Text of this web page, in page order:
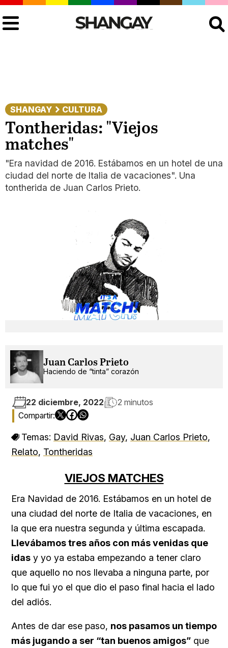
SHANGAY CULTURA
Tontheridas: "Viejos
matches"
"Era navidad de 2016. Estábamos en un hotel de una
ciudad del norte de Italia de vacaciones". Una
tontherida de Juan Carlos Prieto.
Juan Carlos Prieto
Haciendo de “tinta” corazón
22 diciembre, 2022 2 minutos
Temas: David Rivas, Gay, Juan Carlos Prieto,
Relato, Tontheridas
VIEJOS MATCHES
Era Navidad de 2016. Estábamos en un hotel de
una ciudad del norte de Italia de vacaciones, en
la que era nuestra segunda y última escapada.
Llevábamos tres años con más venidas que
idas y yo ya estaba empezando a tener claro
que aquello no nos llevaba a ninguna parte, por
lo que fui yo el que dio el paso final hacia el lado
del adiós.
Antes de dar ese paso, nos pasamos un tiempo
más jugando a ser “tan buenos amigos” que